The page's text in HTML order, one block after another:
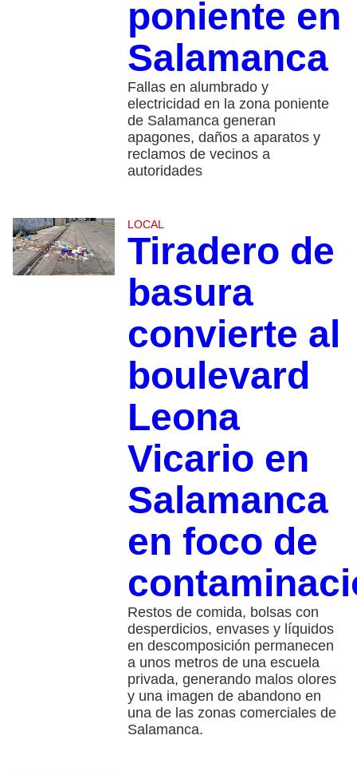
poniente en
Salamanca
Fallas en alumbrado y
electricidad en la zona poniente
de Salamanca generan
apagones, daños a aparatos y
reclamos de vecinos a
autoridades
LOCAL
Tiradero de
basura
convierte al
boulevard
Leona
Vicario en
Salamanca
en foco de
Restos de comida, bolsas con
desperdicios, envases y líquidos
en descomposición permanecen
a unos metros de una escuela
privada, generando malos olores
y una imagen de abandono en
una de las zonas comerciales de
Salamanca.